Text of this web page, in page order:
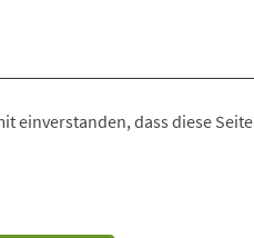
einverstanden, dass diese Seite